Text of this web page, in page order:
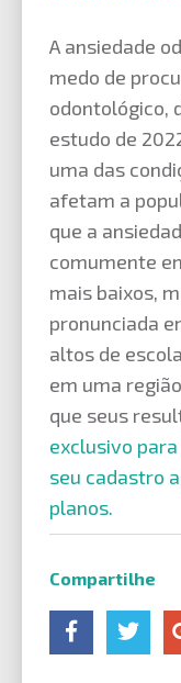
A ansiedade
medo de
odontológico,
estudo de
uma das
afetam a
que a
comumente
mais baixos,
pronunciada
altos de
em uma
que seus
exclusivo
seu cadastro
planos.
Compartilhe